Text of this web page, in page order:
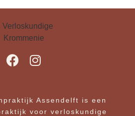
Assendelft is een
voor verloskundige